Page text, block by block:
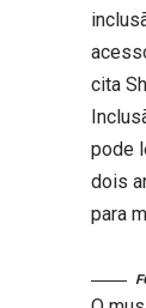
cita
pode
dois
para